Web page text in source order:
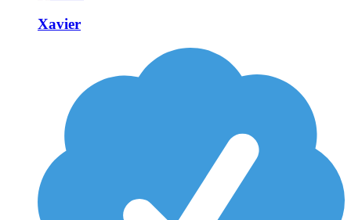
Xavier